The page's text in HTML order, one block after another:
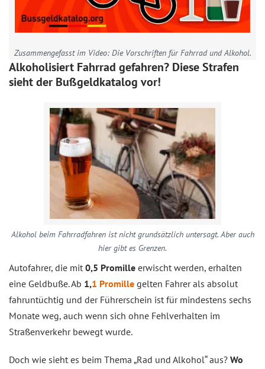
Zusammengefasst im Video: Die Vorschriften für Fahrrad und Alkohol.
Alkoholisiert Fahrrad gefahren? Diese Strafen
sieht der Bußgeldkatalog vor!
Alkohol beim Fahrradfahren ist nicht grundsätzlich untersagt. Aber auch
hier gibt es Grenzen.
Autofahrer, die mit 0,5 Promille erwischt werden, erhalten
eine Geldbuße. Ab 1,1 Promille gelten Fahrer als absolut
fahruntüchtig und der Führerschein ist für mindestens sechs
Monate weg, auch wenn sich ohne Fehlverhalten im
Straßenverkehr bewegt wurde.
Doch wie sieht es beim Thema „Rad und Alkohol“ aus? Wo